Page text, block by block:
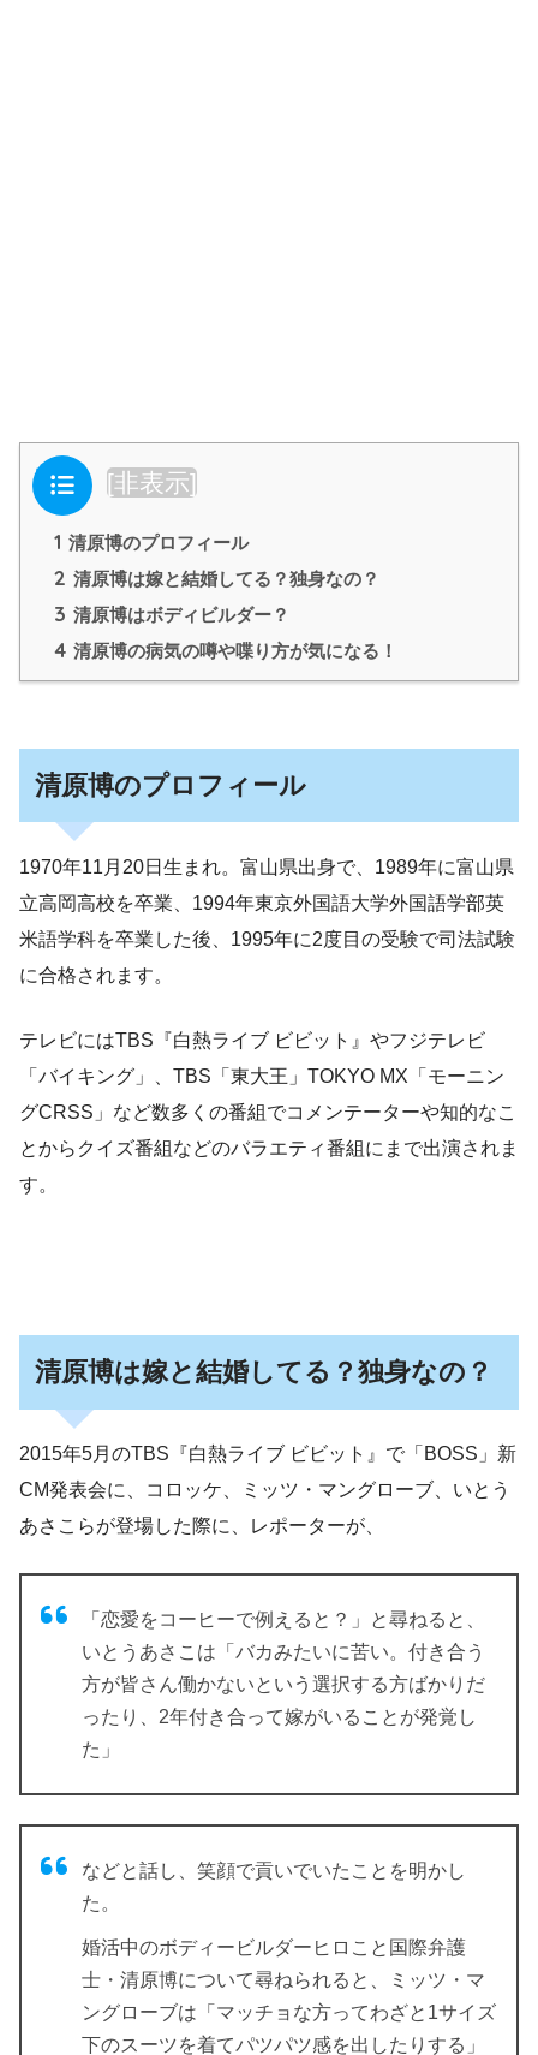
目次 [非表示]
1 清原博のプロフィール
2 清原博は嫁と結婚してる？独身なの？
3 清原博はボディビルダー？
4 清原博の病気の噂や喋り方が気になる！
清原博のプロフィール
1970年11月20日生まれ。富山県出身で、1989年に富山県
立高岡高校を卒業、1994年東京外国語大学外国語学部英
米語学科を卒業した後、1995年に2度目の受験で司法試験
に合格されます。
テレビにはTBS『白熱ライブ ビビット』やフジテレビ
「バイキング」、TBS「東大王」TOKYO MX「モーニン
グCRSS」など数多くの番組でコメンテーターや知的なこ
とからクイズ番組などのバラエティ番組にまで出演されま
す。
清原博は嫁と結婚してる？独身なの？
2015年5月のTBS『白熱ライブ ビビット』で「BOSS」新
CM発表会に、コロッケ、ミッツ・マングローブ、いとう
あさこらが登場した際に、レポーターが、
「恋愛をコーヒーで例えると？」と尋ねると、
いとうあさこは「バカみたいに苦い。付き合う
方が皆さん働かないという選択する方ばかりだ
ったり、2年付き合って嫁がいることが発覚し
た」
などと話し、笑顔で貢いでいたことを明かし
た。
婚活中のボディービルダーヒロこと国際弁護
士・清原博について尋ねられると、ミッツ・マ
ングローブは「マッチョな方ってわざと1サイズ
下のスーツを着てパツパツ感を出したりする」